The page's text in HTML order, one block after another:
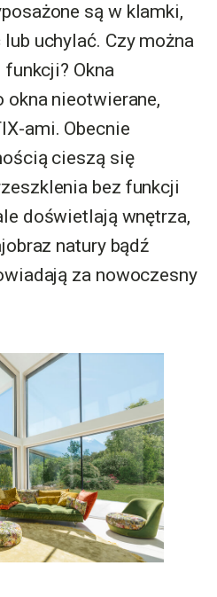
są w klamki,
uchylać. Czy można
Okna
okna nieotwierane,
ami. Obecnie
cieszą się
bez funkcji
doświetlają wnętrza,
natury bądź
za nowoczesny